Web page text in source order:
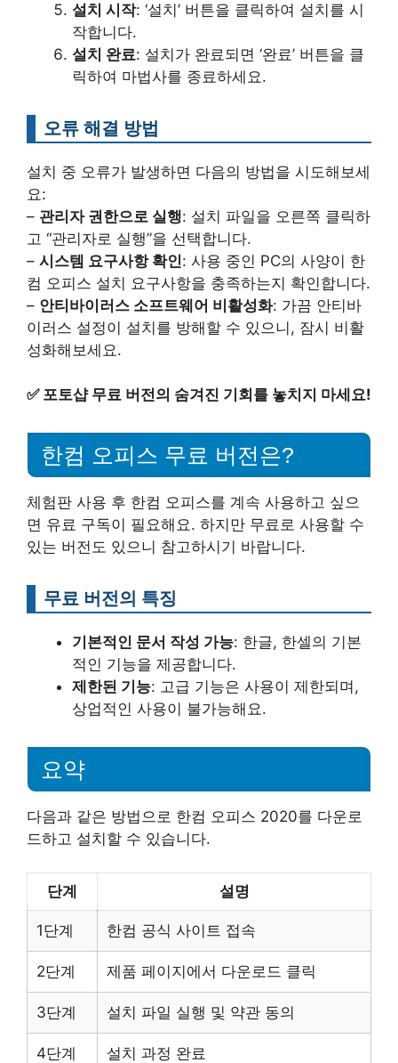
설치 시작: ‘설치’ 버튼을 클릭하여 설치를 시
작합니다.
설치 완료: 설치가 완료되면 ‘완료’ 버튼을 클
릭하여 마법사를 종료하세요.
오류 해결 방법
설치 중 오류가 발생하면 다음의 방법을 시도해보세
요:
– 관리자 권한으로 실행: 설치 파일을 오른쪽 클릭하
고 “관리자로 실행”을 선택합니다.
– 시스템 요구사항 확인: 사용 중인 PC의 사양이 한
컴 오피스 설치 요구사항을 충족하는지 확인합니다.
– 안티바이러스 소프트웨어 비활성화: 가끔 안티바
이러스 설정이 설치를 방해할 수 있으니, 잠시 비활
성화해보세요.
✅ 포토샵 무료 버전의 숨겨진 기회를 놓치지 마세요!
한컴 오피스 무료 버전은?
체험판 사용 후 한컴 오피스를 계속 사용하고 싶으
면 유료 구독이 필요해요. 하지만 무료로 사용할 수
있는 버전도 있으니 참고하시기 바랍니다.
무료 버전의 특징
기본적인 문서 작성 가능: 한글, 한셀의 기본
적인 기능을 제공합니다.
제한된 기능: 고급 기능은 사용이 제한되며,
상업적인 사용이 불가능해요.
요약
다음과 같은 방법으로 한컴 오피스 2020를 다운로
드하고 설치할 수 있습니다.
단계 설명
1단계 한컴 공식 사이트 접속
2단계 제품 페이지에서 다운로드 클릭
3단계 설치 파일 실행 및 약관 동의
4단계 설치 과정 완료